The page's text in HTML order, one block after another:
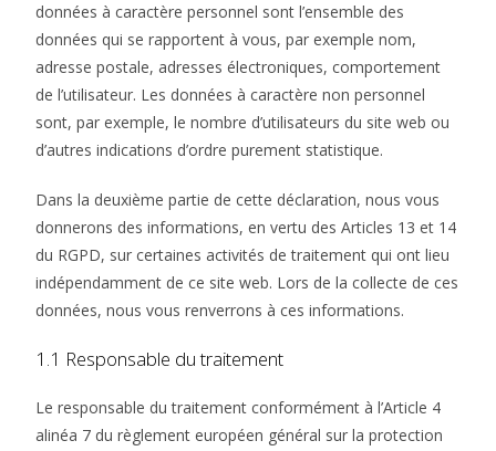
données à caractère personnel sont l’ensemble des
données qui se rapportent à vous, par exemple nom,
adresse postale, adresses électroniques, comportement
de l’utilisateur. Les données à caractère non personnel
sont, par exemple, le nombre d’utilisateurs du site web ou
d’autres indications d’ordre purement statistique.
Dans la deuxième partie de cette déclaration, nous vous
donnerons des informations, en vertu des Articles 13 et 14
du RGPD, sur certaines activités de traitement qui ont lieu
indépendamment de ce site web. Lors de la collecte de ces
données, nous vous renverrons à ces informations.
1.1 Responsable du traitement
Le responsable du traitement conformément à l’Article 4
alinéa 7 du règlement européen général sur la protection